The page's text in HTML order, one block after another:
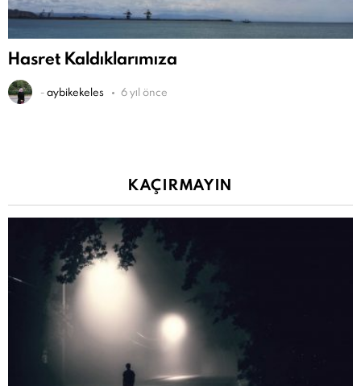
Hasret Kaldıklarımıza
-aybikekeles 6 yıl önce
KAÇIRMAYIN